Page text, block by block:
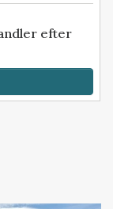
efter